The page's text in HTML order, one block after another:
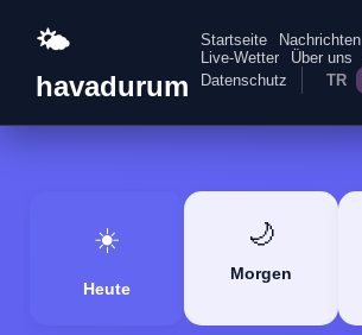
🌤️
havadurum
Startseite Nachrichten
Live-Wetter
Über uns
Datenschutz
TR
☀️
Heute
🌙
Morgen